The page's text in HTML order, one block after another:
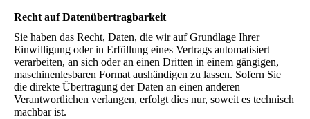
Recht auf Datenübertragbarkeit
Sie haben das Recht, Daten, die wir auf Grundlage Ihrer
Einwilligung oder in Erfüllung eines Vertrags automatisiert
verarbeiten, an sich oder an einen Dritten in einem gängigen,
maschinenlesbaren Format aushändigen zu lassen. Sofern Sie
die direkte Übertragung der Daten an einen anderen
Verantwortlichen verlangen, erfolgt dies nur, soweit es technisch
machbar ist.